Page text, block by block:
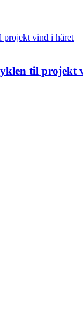
til projekt